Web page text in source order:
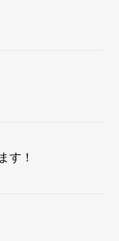
す！